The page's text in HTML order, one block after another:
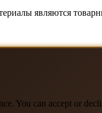
являются
You can accept or